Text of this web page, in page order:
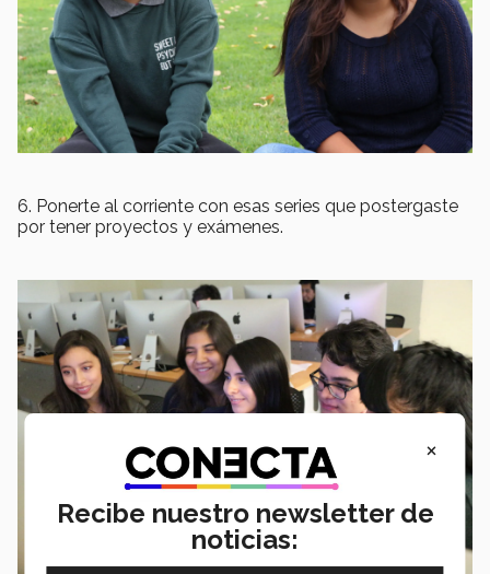
6. Ponerte al corriente con esas series que postergaste
por tener proyectos y exámenes.
×
Recibe nuestro newsletter de
noticias: